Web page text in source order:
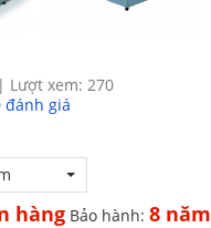
| Lượt xem: 270
đánh giá
hàng Bảo hành: 8 năm